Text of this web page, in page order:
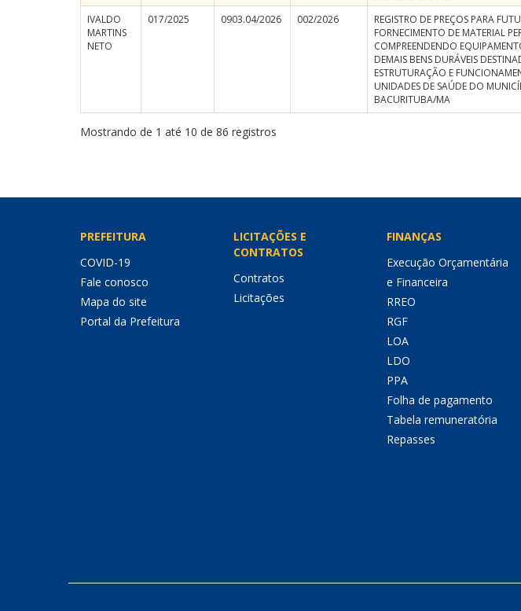
IVALDO
MARTINS
NETO
017/2025 0903.04/2026 002/2026
REGISTRO DE PREÇOS PARA
FORNECIMENTO DE MATERIAL
COMPREENDENDO
DEMAIS BENS DURÁVEIS
ESTRUTURAÇÃO E
UNIDADES DE SAÚDE DO
BACURITUBA/MA
Mostrando de 1 até 10 de 86 registros
PREFEITURA
COVID-19
Fale conosco
Mapa do site
Portal da Prefeitura
LICITAÇÕES E
CONTRATOS
Contratos
Licitações
FINANÇAS
Execução Orçamentária
e Financeira
RREO
RGF
LOA
LDO
PPA
Folha de pagamento
Tabela remuneratória
Repasses